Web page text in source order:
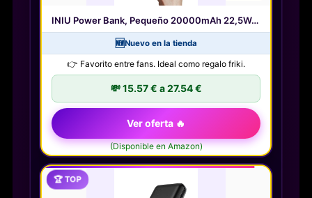
INIU Power Bank, Pequeño 20000mAh 22,5W…
🆕Nuevo en la tienda
👉 Favorito entre fans. Ideal como regalo friki.
💸 15.57 € a 27.54 €
Ver oferta 🔥
(Disponible en Amazon)
🏆 TOP